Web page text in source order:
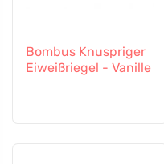
Bombus Knuspriger
Eiweißriegel - Vanille